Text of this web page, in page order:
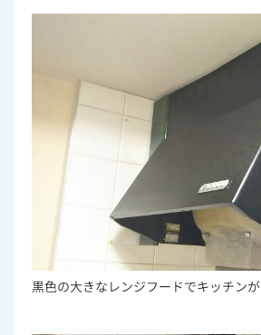
黒色の大きなレンジフードでキッチン